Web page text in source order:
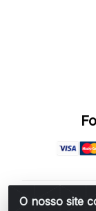
O nosso site
Belchior